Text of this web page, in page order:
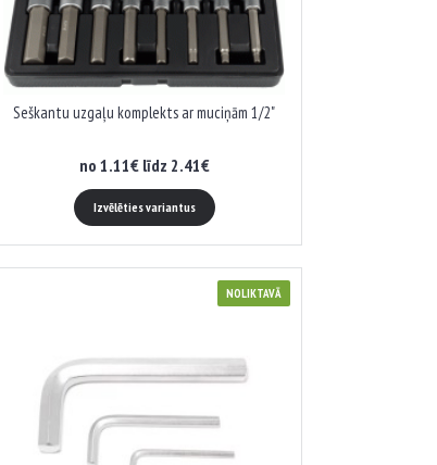
Seškantu uzgaļu komplekts ar muciņām 1/2"
no 1.11€ līdz 2.41€
Izvēlēties variantus
NOLIKTAVĀ